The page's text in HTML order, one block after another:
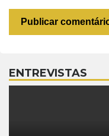
ENTREVISTAS